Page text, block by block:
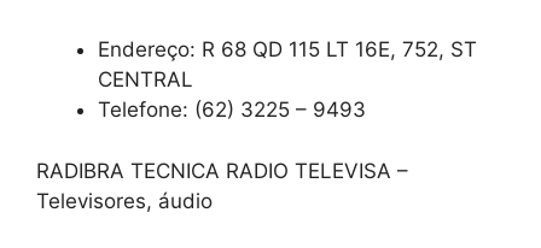
Endereço: R 68 QD 115 LT 16E, 752, ST
CENTRAL
Telefone: (62) 3225 – 9493
RADIBRA TECNICA RADIO TELEVISA –
Televisores, áudio